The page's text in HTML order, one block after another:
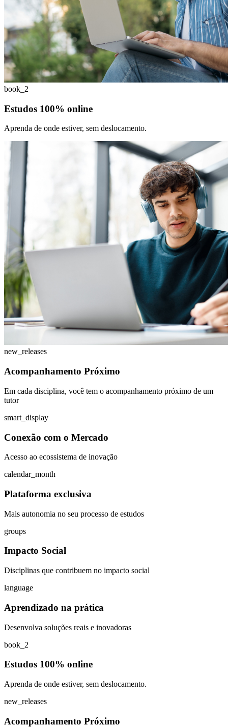
book_2
Estudos 100% online
Aprenda de onde estiver, sem deslocamento.
new_releases
Acompanhamento Próximo
Em cada disciplina, você tem o acompanhamento próximo de um
tutor
smart_display
Conexão com o Mercado
Acesso ao ecossistema de inovação
calendar_month
Plataforma exclusiva
Mais autonomia no seu processo de estudos
groups
Impacto Social
Disciplinas que contribuem no impacto social
language
Aprendizado na prática
Desenvolva soluções reais e inovadoras
book_2
Estudos 100% online
Aprenda de onde estiver, sem deslocamento.
new_releases
Acompanhamento Próximo